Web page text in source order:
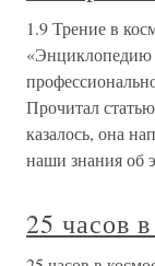
1.9 Трение в
Прочитал
казалось, она
наши знания об
25 часов